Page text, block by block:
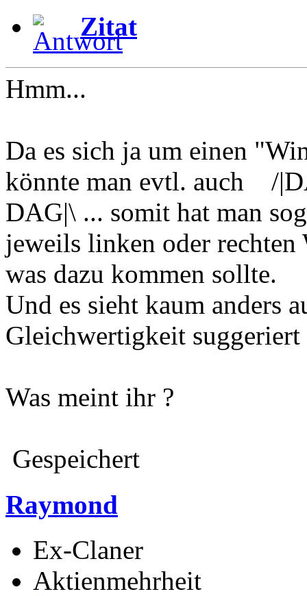
Zitat
Hmm...
Da es sich ja um einen
könnte man evtl. auch /
DAG|\ ... somit hat man
jeweils linken oder
was dazu kommen sollte.
Und es sieht kaum anders
Gleichwertigkeit suggeriert
Was meint ihr ?
Gespeichert
Raymond
Ex-Claner
Aktienmehrheit